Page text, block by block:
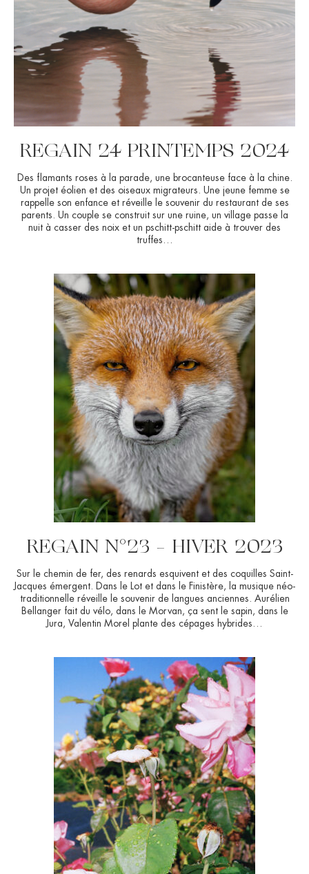
REGAIN 24 PRINTEMPS 2024
Des flamants roses à la parade, une brocanteuse face à la chine.
Un projet éolien et des oiseaux migrateurs. Une jeune femme se
rappelle son enfance et réveille le souvenir du restaurant de ses
parents. Un couple se construit sur une ruine, un village passe la
nuit à casser des noix et un pschitt-pschitt aide à trouver des
truffes…
REGAIN N°23 – HIVER 2023
Sur le chemin de fer, des renards esquivent et des coquilles Saint-
Jacques émergent. Dans le Lot et dans le Finistère, la musique néo-
traditionnelle réveille le souvenir de langues anciennes. Aurélien
Bellanger fait du vélo, dans le Morvan, ça sent le sapin, dans le
Jura, Valentin Morel plante des cépages hybrides…